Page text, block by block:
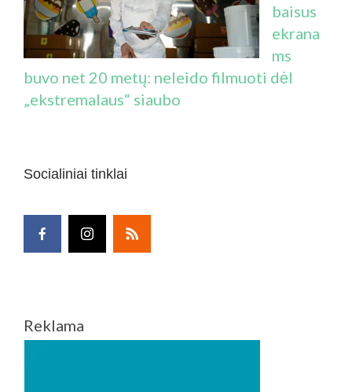
baisus
ekrana
ms
buvo net 20 metų: neleido filmuoti dėl
„ekstremalaus“ siaubo
Socialiniai tinklai
Reklama